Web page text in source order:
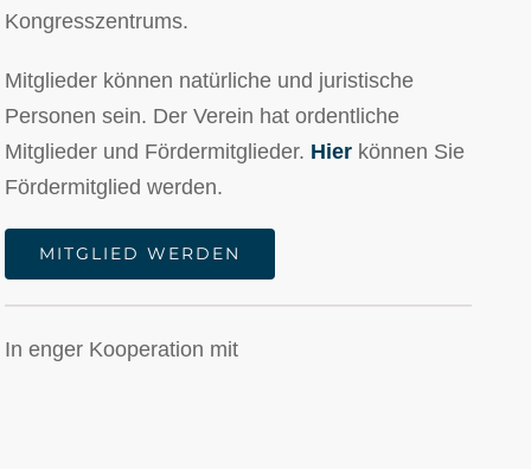
Kongresszentrums.
Mitglieder können natürliche und juristische
Personen sein. Der Verein hat ordentliche
Mitglieder und Fördermitglieder. Hier können Sie
Fördermitglied werden.
MITGLIED WERDEN
In enger Kooperation mit